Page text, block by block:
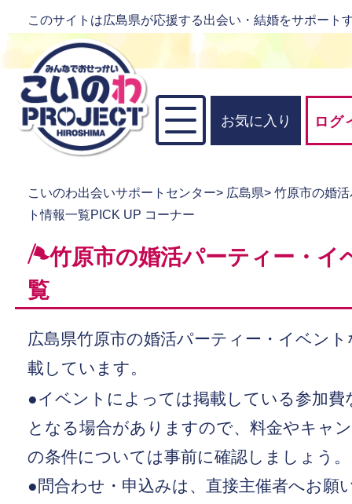
このサイトは広島県が応援する出会い・結婚をサポート
お気に入り ログ
こいのわ出会いサポートセンター> 広島県>竹原市の婚
ト情報一覧PICK UP コーナー
竹原市の婚活パーティー・イ
覧
広島県竹原市の婚活パーティー・イベン
載しています。
●イベントによっては掲載している参加費
となる場合がありますので、料金やキャ
の条件については事前に確認しましょう。
●問合わせ・申込みは、直接主催者へお願